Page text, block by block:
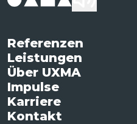
Referenzen
Leistungen
Über UXMA
Impulse
Karriere
Kontakt